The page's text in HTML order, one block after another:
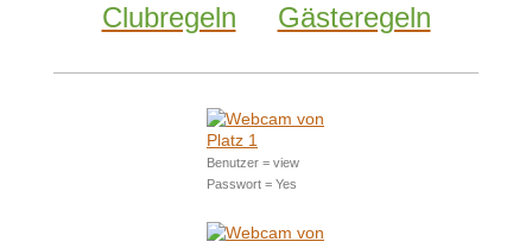
Clubregeln
Gästeregeln
Benutzer = view
Passwort = Yes